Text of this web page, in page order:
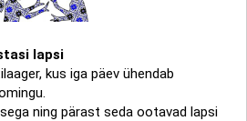
lapsi
kus iga päev ühendab
ning pärast seda ootavad lapsi